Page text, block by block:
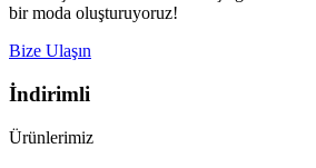
bir moda oluşturuyoruz!
Bize Ulaşın
İndirimli
Ürünlerimiz